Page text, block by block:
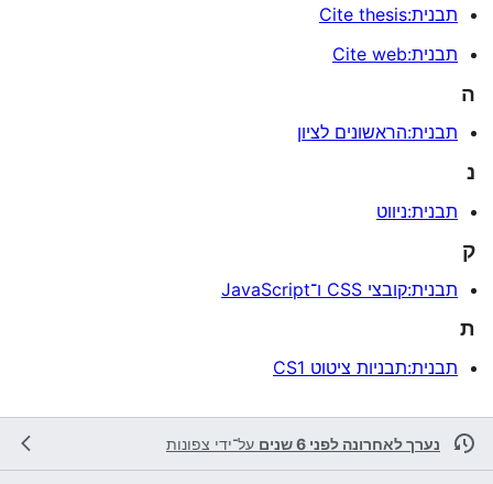
תבנית:Cite thesis
תבנית:Cite web
ה
תבנית:הראשונים לציון
נ
תבנית:ניווט
ק
תבנית:קובצי CSS ו־JavaScript
ת
תבנית:תבניות ציטוט CS1
נערך לאחרונה לפני 6 שנים על־ידי צפונות